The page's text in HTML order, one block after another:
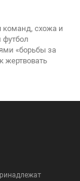
команд, схожа и
«борьбы за
жертвовать